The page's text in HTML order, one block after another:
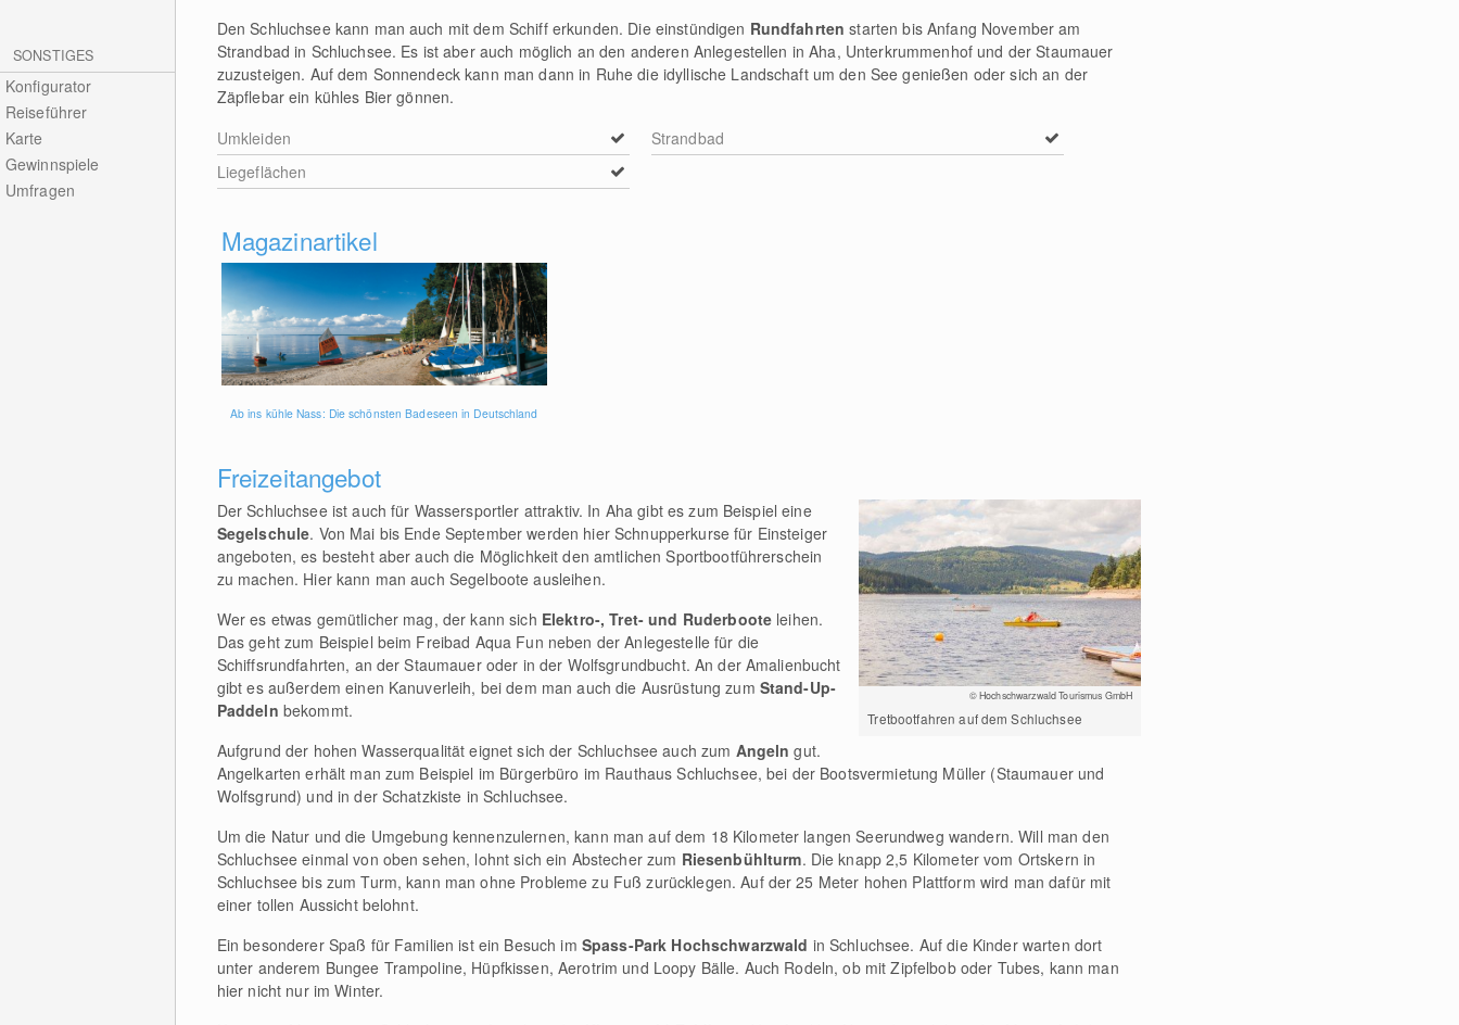
SONSTIGES
Konfigurator
Reiseführer
Karte
Gewinnspiele
Umfragen
Den Schluchsee kann man auch mit dem Schiff erkunden. Die einstündigen Rundfahrten starten bis Anfang November am
Strandbad in Schluchsee. Es ist aber auch möglich an den anderen Anlegestellen in Aha, Unterkrummenhof und der Staumauer
zuzusteigen. Auf dem Sonnendeck kann man dann in Ruhe die idyllische Landschaft um den See genießen oder sich an der
Zäpflebar ein kühles Bier gönnen.
Umkleiden
Liegeflächen
Strandbad
Magazinartikel
Ab ins kühle Nass: Die schönsten Badeseen in Deutschland
Freizeitangebot
© Hochschwarzwald Tourismus GmbH
Tretbootfahren auf dem Schluchsee
Der Schluchsee ist auch für Wassersportler attraktiv. In Aha gibt es zum Beispiel eine
Segelschule. Von Mai bis Ende September werden hier Schnupperkurse für Einsteiger
angeboten, es besteht aber auch die Möglichkeit den amtlichen Sportbootführerschein
zu machen. Hier kann man auch Segelboote ausleihen.
Wer es etwas gemütlicher mag, der kann sich Elektro-, Tret- und Ruderboote leihen.
Das geht zum Beispiel beim Freibad Aqua Fun neben der Anlegestelle für die
Schiffsrundfahrten, an der Staumauer oder in der Wolfsgrundbucht. An der Amalienbucht
gibt es außerdem einen Kanuverleih, bei dem man auch die Ausrüstung zum Stand-Up-
Paddeln bekommt.
Aufgrund der hohen Wasserqualität eignet sich der Schluchsee auch zum Angeln gut.
Angelkarten erhält man zum Beispiel im Bürgerbüro im Rauthaus Schluchsee, bei der Bootsvermietung Müller (Staumauer und
Wolfsgrund) und in der Schatzkiste in Schluchsee.
Um die Natur und die Umgebung kennenzulernen, kann man auf dem 18 Kilometer langen Seerundweg wandern. Will man den
Schluchsee einmal von oben sehen, lohnt sich ein Abstecher zum Riesenbühlturm. Die knapp 2,5 Kilometer vom Ortskern in
Schluchsee bis zum Turm, kann man ohne Probleme zu Fuß zurücklegen. Auf der 25 Meter hohen Plattform wird man dafür mit
einer tollen Aussicht belohnt.
Ein besonderer Spaß für Familien ist ein Besuch im Spass-Park Hochschwarzwald in Schluchsee. Auf die Kinder warten dort
unter anderem Bungee Trampoline, Hüpfkissen, Aerotrim und Loopy Bälle. Auch Rodeln, ob mit Zipfelbob oder Tubes, kann man
hier nicht nur im Winter.